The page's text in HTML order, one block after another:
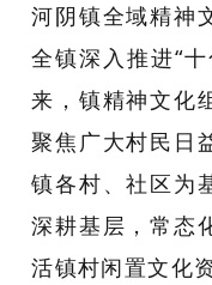
河阴镇全域精神
全镇深入推进“
来，镇精神文化
聚焦广大村民日
镇各村、社区为
深耕基层，常态
活镇村闲置文化